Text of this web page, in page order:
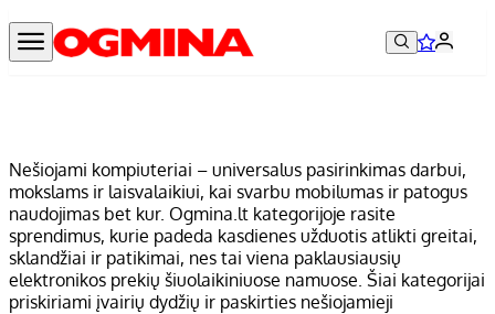
Nešiojami kompiuteriai – universalus pasirinkimas darbui,
mokslams ir laisvalaikiui, kai svarbu mobilumas ir patogus
naudojimas bet kur. Ogmina.lt kategorijoje rasite
sprendimus, kurie padeda kasdienes užduotis atlikti greitai,
sklandžiai ir patikimai, nes tai viena paklausiausių
elektronikos prekių šiuolaikiniuose namuose. Šiai kategorijai
priskiriami įvairių dydžių ir paskirties nešiojamieji